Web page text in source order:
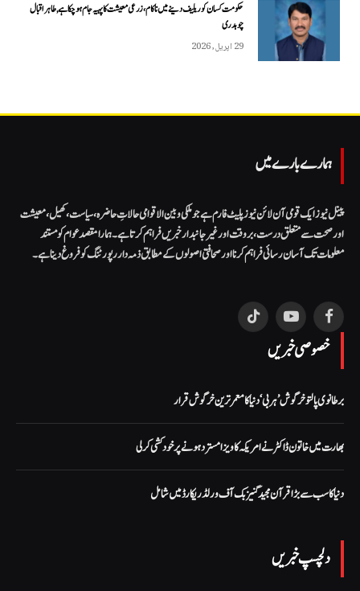
حکومت کسان کو ریلیف دینے میں ناکام، زرعی معیشت کا پہیہ جام ہو چکا ہے, طاہر اقبال
چوہدری
29 اپریل, 2026
ہمارے بارے میں
پینل نیوز ایک قومی آن لائن نیوز پلیٹ فارم ہے جو ملکی و بین الاقوامی حالاتِ حاضرہ، سیاست، کھیل، معیشت
اور صحت سے متعلق درست، بروقت اور غیر جانبدار خبریں فراہم کرتا ہے۔ ہمارا مقصد عوام کو مستند
معلومات تک آسان رسائی فراہم کرنا اور صحافتی اصولوں کے مطابق ذمہ دار رپورٹنگ کو فروغ دینا ہے۔
Facebook
YouTube
TikTok
خصوصی خبریں
برطانوی پالتو خرگوش ’ہربی‘ دنیا کا معمر ترین خرگوش قرار
بھارت میں خاتون ڈاکٹر نے امریکہ کا ویزا مسترد ہونے پر خود کشی کر لی
دنیا کا سب سے بڑا قرآن مجید گنیز بک آف ورلڈ ریکارڈ میں شامل
دلچسپ خبریں